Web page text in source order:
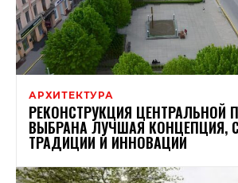
АРХИТЕКТУРА
РЕКОНСТРУКЦИЯ
ВЫБРАНА ЛУЧШАЯ КОНЦЕПЦИЯ,
ТРАДИЦИИ И ИННОВАЦИИ